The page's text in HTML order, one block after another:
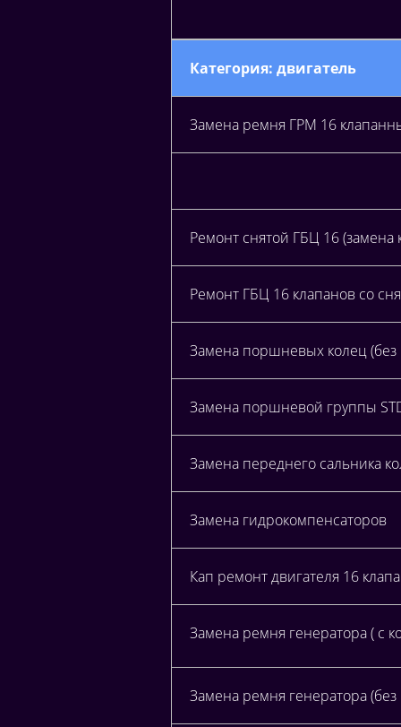
Категория: двигатель
Замена ремня ГРМ 16
Ремонт снятой ГБЦ 16 (замена
Ремонт ГБЦ 16 клапанов со
Замена поршневых колец
Замена поршневой группы
Замена переднего сальника
Замена гидрокомпенсаторов
Кап ремонт двигателя 16
Замена ремня генератора ( с
Замена ремня генератора